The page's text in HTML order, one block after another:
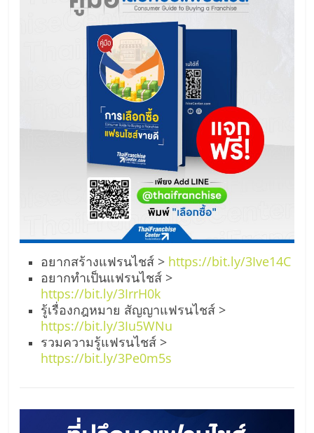
อยากสร้างแฟรนไชส์ > https://bit.ly/3Ive14C
อยากทำเป็นแฟรนไชส์ >
https://bit.ly/3IrrH0k
รู้เรื่องกฎหมาย สัญญาแฟรนไชส์ >
https://bit.ly/3Iu5WNu
รวมความรู้แฟรนไชส์ >
https://bit.ly/3Pe0m5s